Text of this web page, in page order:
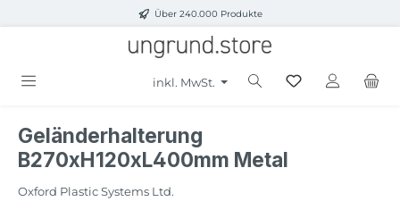
Zum Hauptinhalt springenÜber 240.000 Produkte
inkl. MwSt.
Geländerhalterung
B270xH120xL400mm Metal
Oxford Plastic Systems Ltd.